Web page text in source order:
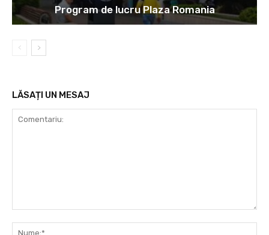
Program de lucru Plaza Romania
LĂSAȚI UN MESAJ